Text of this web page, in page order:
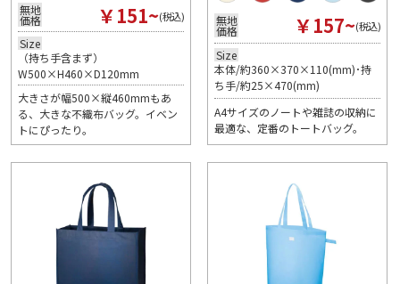
無地
価格 ￥151~(税込)
Size
（持ち手含まず）
W500×H460×D120mm
大きさが幅500×縦460mmもあ
る、大きな不織布バッグ。イベン
トにぴったり。
無地
価格 ￥157~(税込)
Size
本体/約360×370×110(mm)･持
ち手/約25×470(mm)
A4サイズのノートや雑誌の収納に
最適な、定番のトートバッグ。